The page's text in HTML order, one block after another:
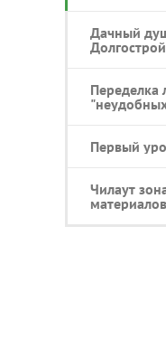
Дачный
Переделка
Первый
Чилаут
материалов